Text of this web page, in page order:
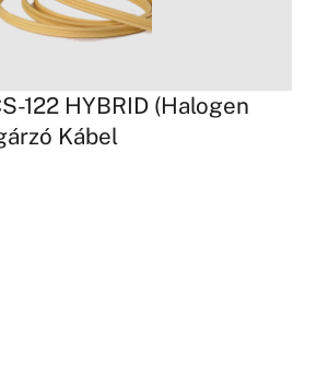
122 HYBRID (Halogen
Kábel